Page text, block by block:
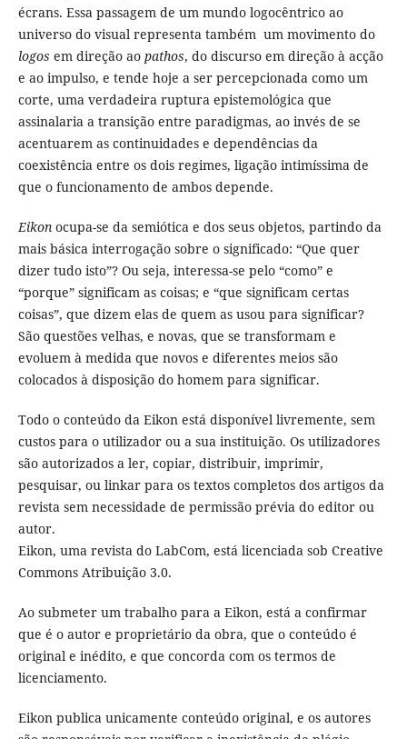
écrans. Essa passagem de um mundo logocêntrico ao
universo do visual representa também um movimento do
logos em direção ao pathos, do discurso em direção à acção
e ao impulso, e tende hoje a ser percepcionada como um
corte, uma verdadeira ruptura epistemológica que
assinalaria a transição entre paradigmas, ao invés de se
acentuarem as continuidades e dependências da
coexistência entre os dois regimes, ligação intimíssima de
que o funcionamento de ambos depende.
Eikonocupa-se da semiótica e dos seus objetos, partindo da
mais básica interrogação sobre o significado: “Que quer
dizer tudo isto”? Ou seja, interessa-se pelo “como” e
“porque” significam as coisas; e “que significam certas
coisas”, que dizem elas de quem as usou para significar?
São questões velhas, e novas, que se transformam e
evoluem à medida que novos e diferentes meios são
colocados à disposição do homem para significar.
Todo o conteúdo da Eikon está disponível livremente, sem
custos para o utilizador ou a sua instituição. Os utilizadores
são autorizados a ler, copiar, distribuir, imprimir,
pesquisar, ou linkar para os textos completos dos artigos da
revista sem necessidade de permissão prévia do editor ou
autor.
Eikon, uma revista do LabCom, está licenciada sob Creative
Commons Atribuição 3.0.
Ao submeter um trabalho para a Eikon, está a confirmar
que é o autor e proprietário da obra, que o conteúdo é
original e inédito, e que concorda com os termos de
licenciamento.
Eikon publica unicamente conteúdo original, e os autores